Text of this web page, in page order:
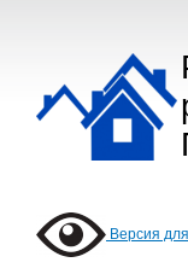
Версия